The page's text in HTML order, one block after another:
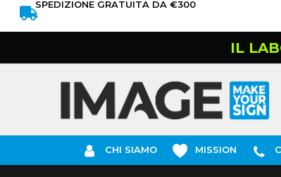
SPEDIZIONE GRATUITA DA €300
IL
CHI SIAMO MISSION